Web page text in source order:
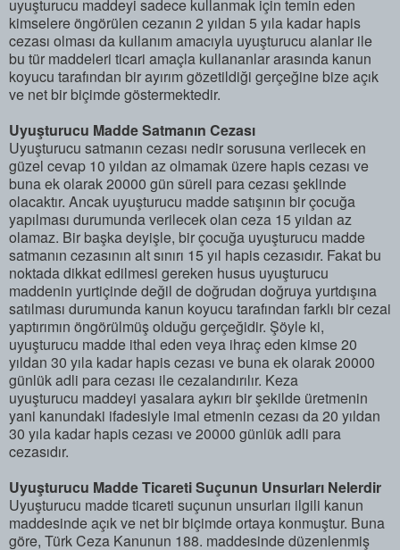
uyuşturucu maddeyi sadece kullanmak için temin eden
kimselere öngörülen cezanın 2 yıldan 5 yıla kadar hapis
cezası olması da kullanım amacıyla uyuşturucu alanlar ile
bu tür maddeleri ticari amaçla kullananlar arasında kanun
koyucu tarafından bir ayırım gözetildiği gerçeğine bize açık
ve net bir biçimde göstermektedir.
Uyuşturucu Madde Satmanın Cezası
Uyuşturucu satmanın cezası nedir sorusuna verilecek en
güzel cevap 10 yıldan az olmamak üzere hapis cezası ve
buna ek olarak 20000 gün süreli para cezası şeklinde
olacaktır. Ancak uyuşturucu madde satışının bir çocuğa
yapılması durumunda verilecek olan ceza 15 yıldan az
olamaz. Bir başka deyişle, bir çocuğa uyuşturucu madde
satmanın cezasının alt sınırı 15 yıl hapis cezasıdır. Fakat bu
noktada dikkat edilmesi gereken husus uyuşturucu
maddenin yurtiçinde değil de doğrudan doğruya yurtdışına
satılması durumunda kanun koyucu tarafından farklı bir cezai
yaptırımın öngörülmüş olduğu gerçeğidir. Şöyle ki,
uyuşturucu madde ithal eden veya ihraç eden kimse 20
yıldan 30 yıla kadar hapis cezası ve buna ek olarak 20000
günlük adli para cezası ile cezalandırılır. Keza
uyuşturucu maddeyi yasalara aykırı bir şekilde üretmenin
yani kanundaki ifadesiyle imal etmenin cezası da 20 yıldan
30 yıla kadar hapis cezası ve 20000 günlük adli para
cezasıdır.
Uyuşturucu Madde Ticareti Suçunun Unsurları Nelerdir
Uyuşturucu madde ticareti suçunun unsurları ilgili kanun
maddesinde açık ve net bir biçimde ortaya konmuştur. Buna
göre, Türk Ceza Kanunun 188. maddesinde düzenlenmiş